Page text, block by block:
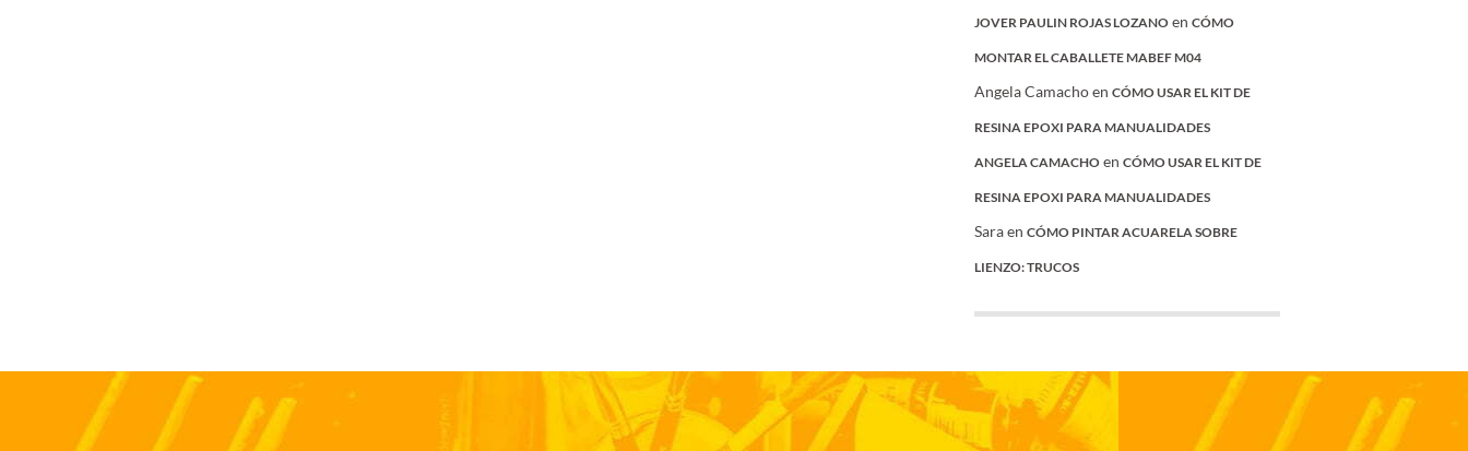
JOVER PAULIN ROJAS LOZANO en CÓMO
MONTAR EL CABALLETE MABEF M04
Angela Camachoen CÓMO USAR EL KIT DE
RESINA EPOXI PARA MANUALIDADES
ANGELA CAMACHO en CÓMO USAR EL KIT DE
RESINA EPOXI PARA MANUALIDADES
Saraen CÓMO PINTAR ACUARELA SOBRE
LIENZO: TRUCOS